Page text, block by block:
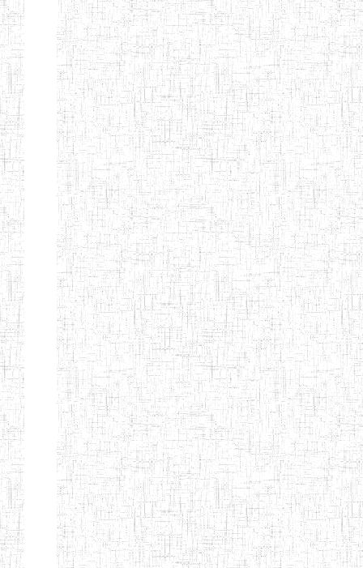
MODEL
INCLUSIVE
BILINGUAL
TEACHER
TRAINING
INSTITUTE
08/09/2015 ENIEG
CEFED/SPED/TTI
SANTA
17/11/2008 ENIEG
PTTC MBENGWI 06/08/1990 ENIEG
FULL GOSPEL
BTTC MBENGWI
02/10/1998 ENIEG
BAPTIST
TEACHERS
TRAINING
COLLEGE
08/08/1983 ENIEG
KENCHOLIA
TEACHER'S
TRAINING
15/09/2015 ENIEG